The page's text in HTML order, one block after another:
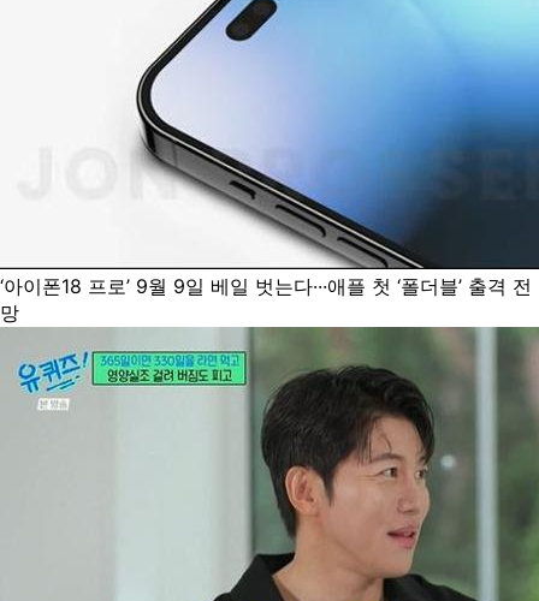
‘아이폰18 프로’ 9월 9일 베일 벗는다···애플 첫 ‘폴더블’ 출격 전
망